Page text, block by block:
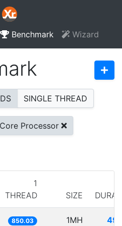
Benchmark Wizard
SINGLE THREAD
Processor
1
THREAD
SIZE
850.03 1MH